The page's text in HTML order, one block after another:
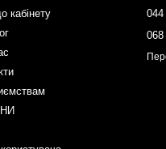
кабінету
044
068